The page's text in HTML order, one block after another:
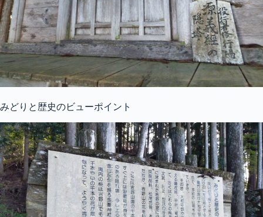
みどりと歴史のビューポイント